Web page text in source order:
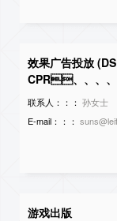
效果广告投放
CPR、、、、
联系人：：： 孙女士
E-mail：：：
游戏出版